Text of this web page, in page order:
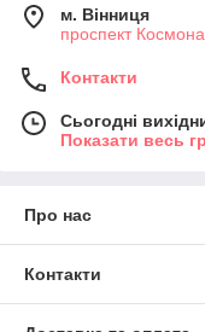
м. Вінниця
проспект
Контакти
Сьогодні
Показати весь
Про нас
Контакти